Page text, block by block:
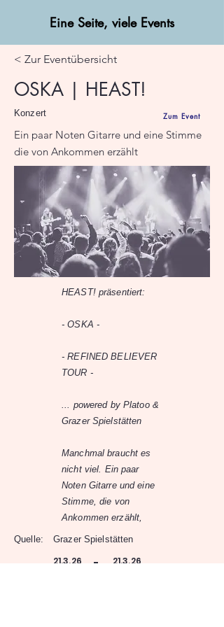
Eine Seite, viele Events
< Zur Eventübersicht
OSKA | HEAST!
Konzert Zum Event
Ein paar Noten Gitarre und eine Stimme
die von Ankommen erzählt
HEAST! präsentiert:
- OSKA -
- REFINED BELIEVER
TOUR -
... powered by Platoo &
Grazer Spielstätten
Manchmal braucht es
nicht viel. Ein paar
Noten Gitarre und eine
Stimme, die von
Ankommen erzählt,
Quelle: Grazer Spielstätten
21.3.26 - 21.3.26